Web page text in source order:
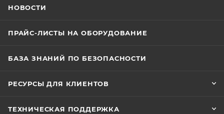
НОВОСТИ
ПРАЙС-ЛИСТЫ НА ОБОРУДОВАНИЕ
БАЗА ЗНАНИЙ ПО БЕЗОПАСНОСТИ
РЕСУРСЫ ДЛЯ КЛИЕНТОВ
ТЕХНИЧЕСКАЯ ПОДДЕРЖКА